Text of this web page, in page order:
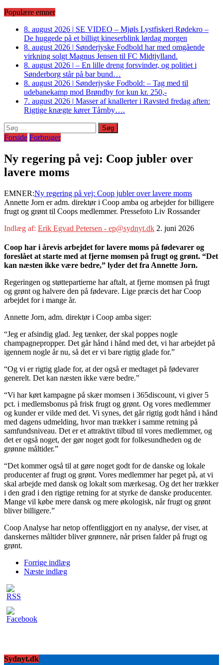
Populære emner
8. august 2026 | SE VIDEO – Mjøls Lystfiskeri Rødekro –
De huggede på et billigt kineserblink lørdag morgen
8. august 2026 | Sønderjyske Fodbold har med omgående
virkning solgt Magnus Jensen til FC Midtjylland.
8. august 2026 | – En lille dreng forsvinder, og politiet i
Sønderborg står på bar bund…
8. august 2026 | Sønderjyske Fodbold: – Tag med til
udebanekamp mod Brøndby for kun kr. 250,-
7. august 2026 | Masser af knallerter i Ravsted fredag aften:
Rigtige knægte kører Tårnby….
Søg
efter:
Forside Forbruger
Ny regering på vej: Coop jubler over
lavere moms
EMNER:Ny regering på vej: Coop jubler over lavere moms
Annette Jorn er adm. direktør i Coop amba og arbejder for billigere
frugt og grønt til Coops medlemmer. Pressefoto Liv Rossander
Indlæg af: Erik Egvad Petersen - ep@sydnyt.dk 2. juni 2026
Coop har i årevis arbejdet for lavere moms på fødevarer og
foreslået at starte med at fjerne momsen på frugt og grønt. “Det
kan næsten ikke være bedre,” lyder det fra Annette Jorn.
Regeringen og støttepartierne har aftalt, at fjerne momsen på frugt
og grønt og halvere den på fødevare. Lige præcis det har Coop
arbejdet for i mange år.
Annette Jorn, adm. direktør i Coop amba siger:
“Jeg er afsindig glad. Jeg tænker, der skal poppes nogle
champagnepropper. Det går hånd i hånd med det, vi har arbejdet på
igennem nogle år nu, så det er vi bare rigtig glade for.”
“Og vi er rigtig glade for, at der også er medtaget på fødevarer
generelt. Det kan næsten ikke være bedre.”
“Vi har kørt kampagne på skær momsen i 365discount, vi giver 5
pct. i medlemsbonus på frisk frugt og grønt. Og vores medlemmer
og kunder er vilde med det. Vi synes, det går rigtig godt hånd i hånd
med dagens udmelding, hvor man trækker i samme retning på
samfundsniveau. Det er et attraktivt tilbud til vores medlemmer, og
det er også noget, der gør noget godt for folkesundheden og de
grønne måltider.”
“Det kommer også til at gøre noget godt for de danske og lokale
producenter af frugt og grønt. Vores medlemmer har peget på, at vi
skal arbejde med dansk og lokalt som mærkesag. Og det her trækker
i den grad i den rigtige retning for at styrke de danske producenter.
Mange vil købe mere dansk og mere økologisk, når frugt og grønt
bliver billigere.”
Coop Analyse har netop offentliggjort en ny analyse, der viser, at
danskernes måltider bliver grønnere, når prisen falder på frugt og
grønt.
Forrige indlæg
Næste indlæg
Sydnyt.dk